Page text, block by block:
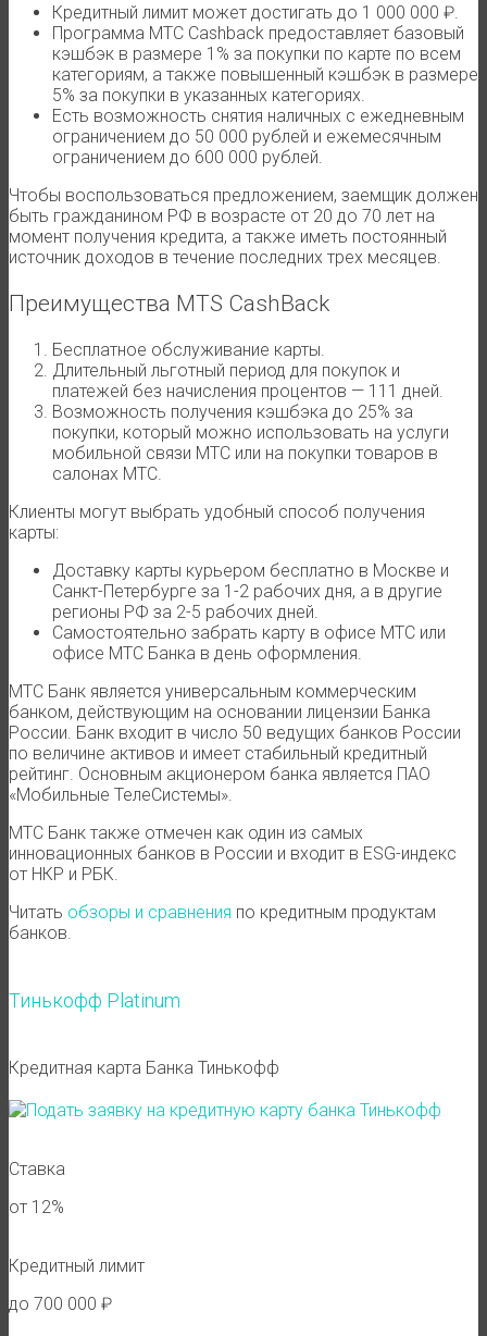
Кредитный лимит может достигать до 1 000 000 ₽.
Программа МТС Cashback предоставляет базовый
кэшбэк в размере 1% за покупки по карте по всем
категориям, а также повышенный кэшбэк в размере
5% за покупки в указанных категориях.
Есть возможность снятия наличных с ежедневным
ограничением до 50 000 рублей и ежемесячным
ограничением до 600 000 рублей.
Чтобы воспользоваться предложением, заемщик должен
быть гражданином РФ в возрасте от 20 до 70 лет на
момент получения кредита, а также иметь постоянный
источник доходов в течение последних трех месяцев.
Преимущества MTS CashBack
Бесплатное обслуживание карты.
Длительный льготный период для покупок и
платежей без начисления процентов — 111 дней.
Возможность получения кэшбэка до 25% за
покупки, который можно использовать на услуги
мобильной связи МТС или на покупки товаров в
салонах МТС.
Клиенты могут выбрать удобный способ получения
карты:
Доставку карты курьером бесплатно в Москве и
Санкт-Петербурге за 1-2 рабочих дня, а в другие
регионы РФ за 2-5 рабочих дней.
Самостоятельно забрать карту в офисе МТС или
офисе МТС Банка в день оформления.
МТС Банк является универсальным коммерческим
банком, действующим на основании лицензии Банка
России. Банк входит в число 50 ведущих банков России
по величине активов и имеет стабильный кредитный
рейтинг. Основным акционером банка является ПАО
«Мобильные ТелеСистемы».
МТС Банк также отмечен как один из самых
инновационных банков в России и входит в ESG-индекс
от НКР и РБК.
Читать обзоры и сравнения по кредитным продуктам
банков.
Тинькофф Platinum
Кредитная карта Банка Тинькофф
Ставка
от 12%
Кредитный лимит
до 700 000 ₽